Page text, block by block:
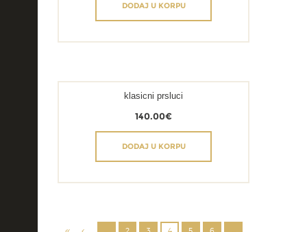
DODAJ U KORPU
klasicni prsluci
140.00€
DODAJ U KORPU